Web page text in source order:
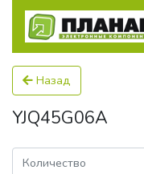
Назад
YJQ45G06A
Количество